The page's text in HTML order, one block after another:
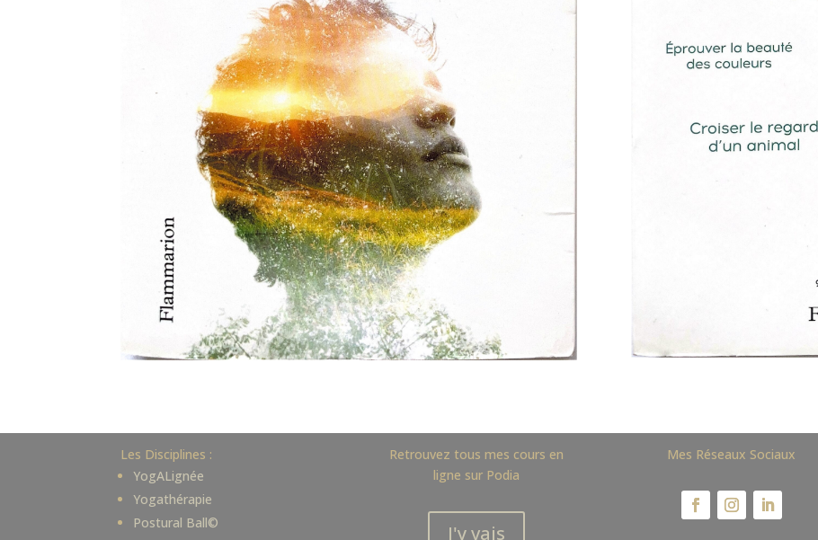
Les Disciplines :
YogALignée
Yogathérapie
Postural Ball©
Retrouvez tous mes cours en
ligne sur Podia
J'y vais
Mes Réseaux Sociaux